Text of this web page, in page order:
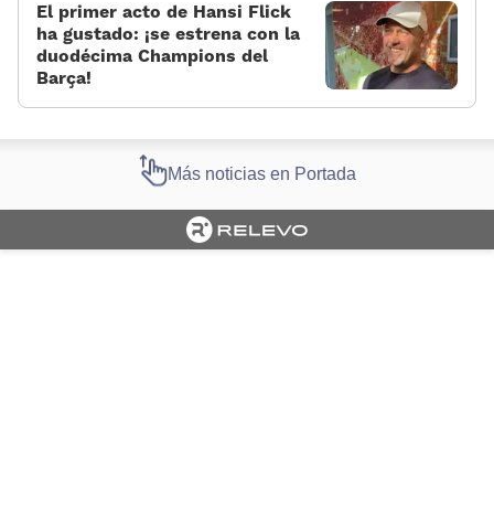
El primer acto de Hansi Flick
ha gustado: ¡se estrena con la
duodécima Champions del
Barça!
Más noticias en Portada